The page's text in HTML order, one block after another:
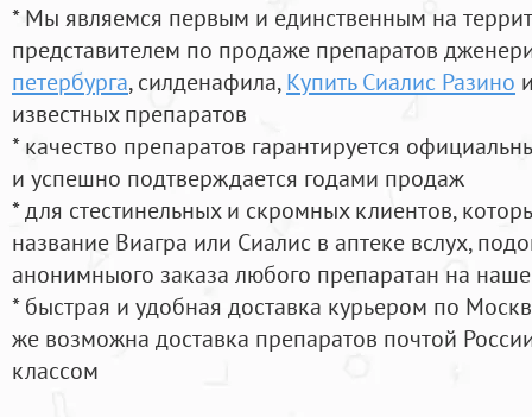
* Мы являемся первым и единственным на
представителем по продаже препаратов
петербурга, силденафила, Купить Сиалис Разино
известных препаратов
* качество препаратов гарантируется
и успешно подтверждается годами продаж
* для стестинельных и скромных клиентов,
название Виагра или Сиалис в аптеке вслух,
анонимныого заказа любого препаратан на
* быстрая и удобная доставка курьером по
же возможна доставка препаратов почтой
классом